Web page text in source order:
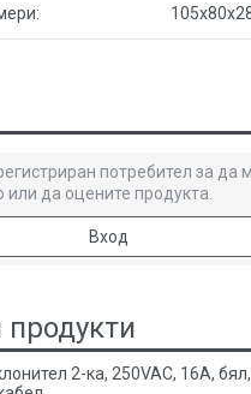
потребител за да
да оцените продукта.
Вход
2-ка, 250VAC, 16A,